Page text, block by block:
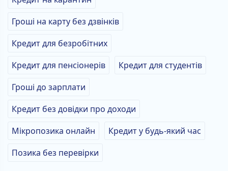
Гроші на карту без дзвінків
Кредит для безробітних
Кредит для пенсіонерів
Кредит для студентів
Гроші до зарплати
Кредит без довідки про доходи
Мікропозика онлайн
Кредит у будь-який час
Позика без перевірки